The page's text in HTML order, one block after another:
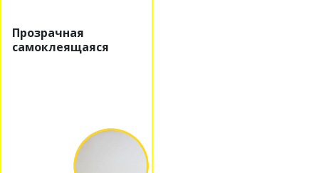
Прозрачная
самоклеящаяся